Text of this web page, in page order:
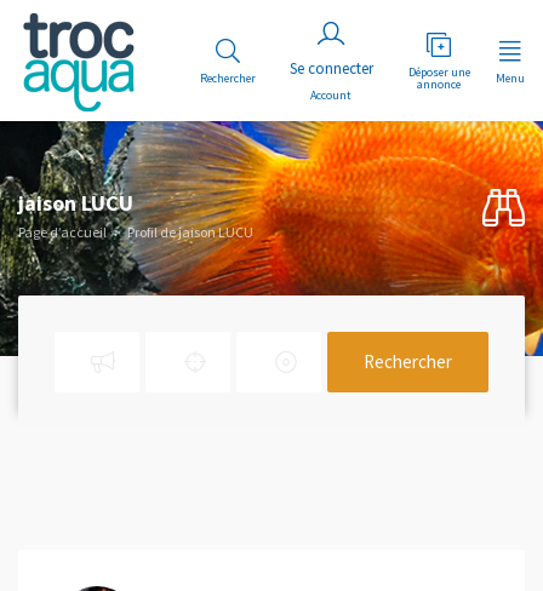
Rechercher
Account
Déposer une
annonce Menu
jaison LUCU
Page d’accueil Profil de jaison LUCU
Rechercher